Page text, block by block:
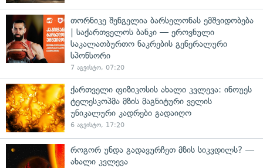
თორნიკე შენგელია ბარსელონას ემშვიდობება
| საქართველოს ბანკი — ეროვნული
საკალათბურთო ნაკრების გენერალური
სპონსორი
7 აგვისტო, 07:20
ქართველი ფიზიკოსის ახალი კვლევა: ინოუეს
ტელესკოპმა მზის მაგნიტური ველის
უნიკალური კადრები გადაიღო
6 აგვისტო, 17:20
როგორ უნდა გადავურჩეთ მზის სიკვდილს? —
ახალი კვლევა